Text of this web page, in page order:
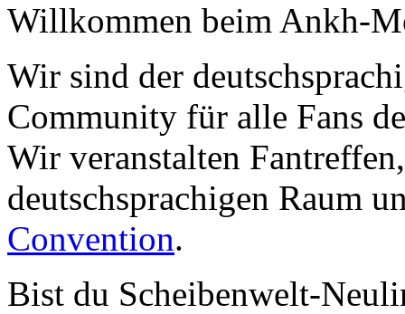
Willkommen beim Ankh-
Wir sind der
Community für alle Fans
Wir veranstalten
deutschsprachigen Raum
Convention.
Bist du Scheibenwelt-